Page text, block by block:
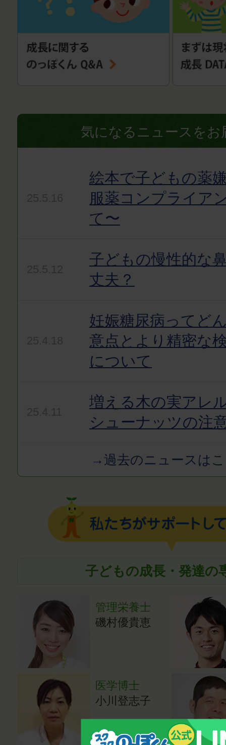
気になるニュースをお
絵本で子どもの薬
服薬コンプライア
て〜
子どもの慢性的な
丈夫？
妊娠糖尿病ってど
意点とより精密な
について
増える木の実アレ
シューナッツの注
→過去のニュースは
子どもの成長・発達の
管理栄養士
磯村優貴恵
医学博士
小川登志子